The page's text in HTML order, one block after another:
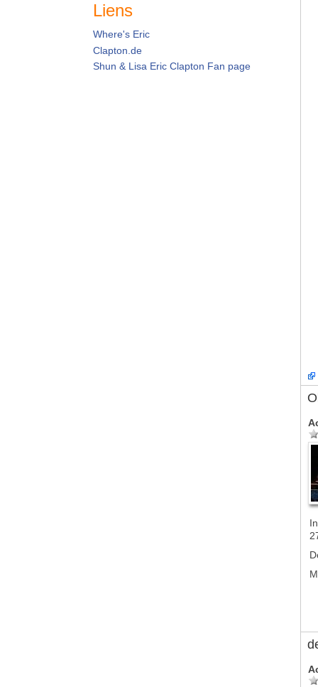
Liens
Where's Eric
Clapton.de
Shun & Lisa Eric Clapton Fan page